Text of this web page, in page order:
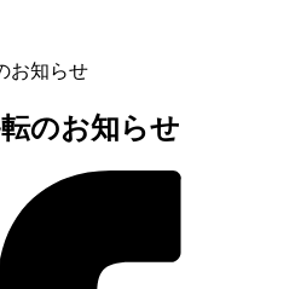
お知らせ
のお知らせ